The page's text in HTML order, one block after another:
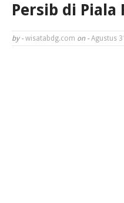
Persib di Piala
by - wisatabdg.com on - Agustus